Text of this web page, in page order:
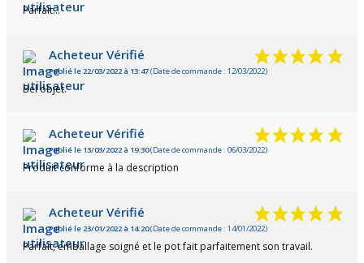
Parfait...
Acheteur Vérifié
Publié le 22/03/2022 à 13:47(Date de commande : 12/03/2022)
Bel objet.
Acheteur Vérifié
Publié le 13/03/2022 à 19:30(Date de commande : 06/03/2022)
Produit conforme à la description
Acheteur Vérifié
Publié le 23/01/2022 à 14:20(Date de commande : 14/01/2022)
Parfait, emballage soigné et le pot fait parfaitement son travail.